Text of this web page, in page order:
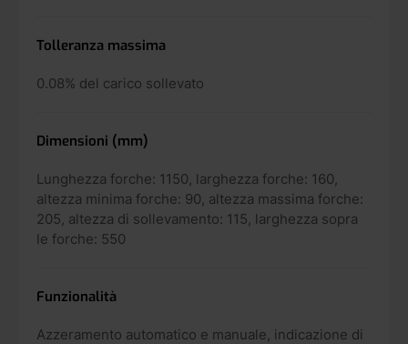
Tolleranza massima
0.08% del carico sollevato
Dimensioni (mm)
Lunghezza forche: 1150, larghezza forche: 160,
altezza minima forche: 90, altezza massima forche:
205, altezza di sollevamento: 115, larghezza sopra
le forche: 550
Funzionalità
Azzeramento automatico e manuale, indicazione di